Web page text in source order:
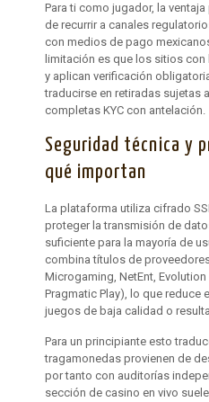
Para ti como jugador, la
de recurrir a canales
con medios de pago mexicanos
limitación es que los sitios
y aplican verificación
traducirse en retiradas sujetas
completas KYC con antelación.
Seguridad técnica y
qué importan
La plataforma utiliza cifrado
proteger la transmisión de
suficiente para la mayoría de
combina títulos de
Microgaming, NetEnt, Evolution
Pragmatic Play), lo que reduce
juegos de baja calidad o
Para un principiante esto
tragamonedas provienen de
por tanto con auditorías
sección de casino en vivo